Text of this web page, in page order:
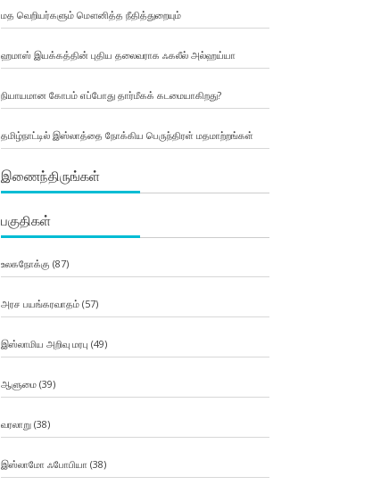
மத வெறியர்களும் மௌனித்த நீதித்துறையும்
ஹமாஸ் இயக்கத்தின் புதிய தலைவராக ஃகலீல் அல்ஹய்யா
நியாயமான கோபம் எப்போது தார்மீகக் கடமையாகிறது?
தமிழ்நாட்டில் இஸ்லாத்தை நோக்கிய பெருந்திரள் மதமாற்றங்கள்
இணைந்திருங்கள்
பகுதிகள்
உலகநோக்கு (87)
அரச பயங்கரவாதம்(57)
இஸ்லாமிய அறிவு மரபு (49)
ஆளுமை(39)
வரலாறு(38)
இஸ்லாமோ ஃபோபியா (38)